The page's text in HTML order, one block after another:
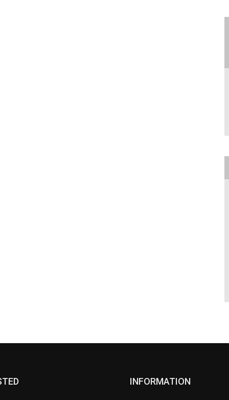
INFORMATION